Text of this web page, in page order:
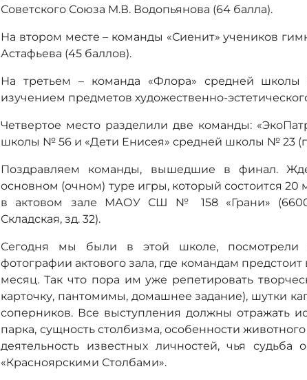
Советского Союза М.В. Водопьянова (64 балла).
На втором месте – команды «Сиенит» учеников
Астафьева (45 баллов).
На третьем – команда «Флора» средней
изучением предметов художественно-
Четвертое место разделили две команды:
школы № 56 и «Дети Енисея» средней школы № 23
Поздравляем команды, вышедшие в финал.
основном (очном) туре игры, который состоится 20
в актовом зале МАОУ СШ № 158 «Грани»
Складская, зд. 32).
Сегодня мы были в этой школе, посмотрели
фотографии актового зала, где командам
месяц. Так что пора им уже репетировать
карточку, пантомимы, домашнее задание), шутки
соперников. Все выступления должны отражать
парка, сущность столбизма, особенности
деятельность известных личностей, чья судьба
«Красноярскими Столбами».